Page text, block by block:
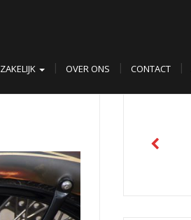
ZAKELIJK OVER ONS CONTACT